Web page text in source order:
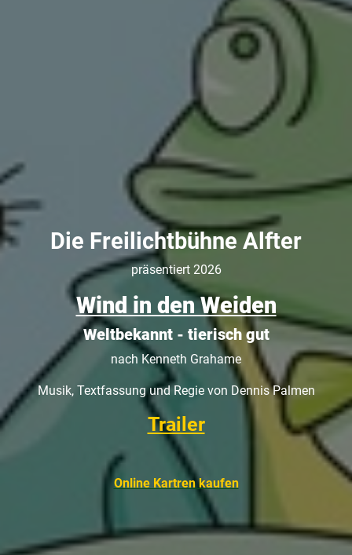
Die Freilichtbühne Alfter
präsentiert 2026
Wind in den Weiden
Weltbekannt - tierisch gut
nach Kenneth Grahame
Musik, Textfassung und Regie von Dennis Palmen
Trailer
Online Kartren kaufen